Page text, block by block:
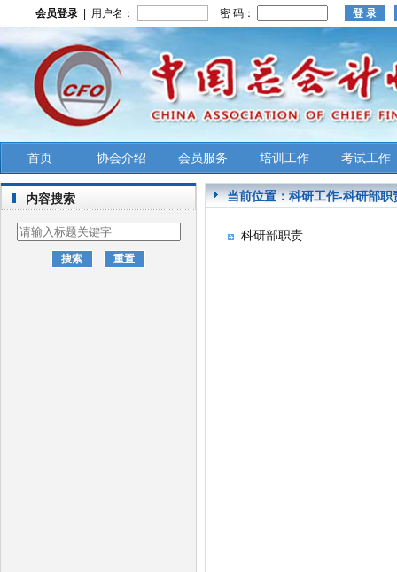
会员登录 | 用户名： 密 码：
首页 协会介绍 会员服务 培训工作 考试工作
内容搜索 当前位置：科研工作-科研部职
科研部职责